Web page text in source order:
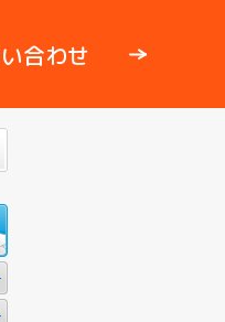
合わせ